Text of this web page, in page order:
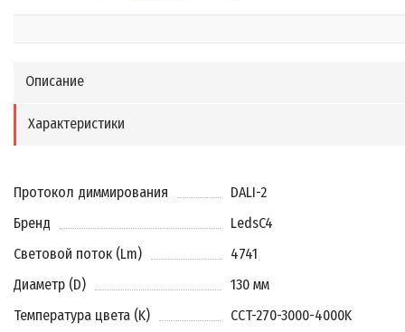
Описание
Характеристики
Протокол диммирования
DALI-2
Бренд
LedsC4
Световой поток (Lm)
4741
Диаметр (D)
130 мм
Температура цвета (K)
CCT-270-3000-4000K